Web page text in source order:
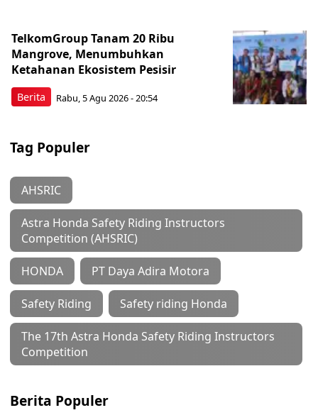
Berita
TelkomGroup Tanam 20 Ribu
Mangrove, Menumbuhkan
Ketahanan Ekosistem Pesisir
Rabu, 5 Agu 2026 - 20:54
Tag Populer
AHSRIC
Astra Honda Safety Riding Instructors
Competition (AHSRIC)
HONDA PT Daya Adira Motora
Safety Riding Safety riding Honda
The 17th Astra Honda Safety Riding Instructors
Competition
Berita Populer